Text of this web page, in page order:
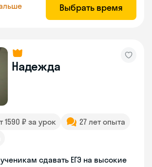
Выбрать время
Надежда
1590 ₽ за урок
27 лет опыта
сдавать ЕГЭ на высокие